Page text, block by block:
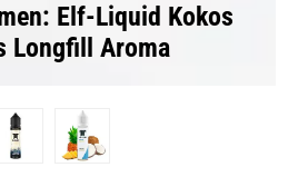
Elf-Liquid Kokos
Longfill Aroma